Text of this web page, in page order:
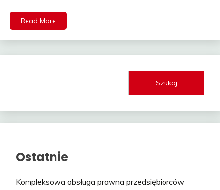
Read More
Szukaj
Ostatnie
Kompleksowa obsługa prawna przedsiębiorców